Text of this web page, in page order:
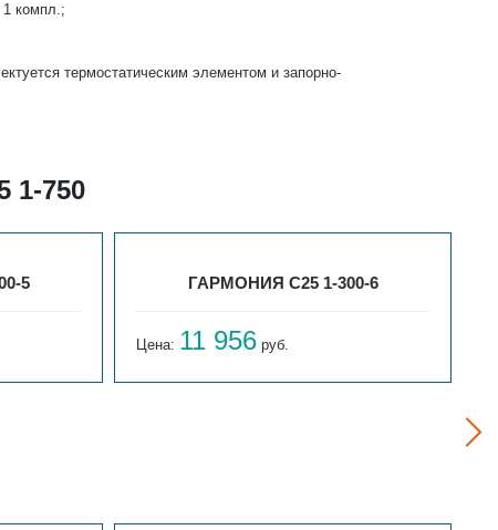
1 компл.;
термостатическим элементом и запорно-
1-750
5 ГАРМОНИЯ С25 1-300-6
Цена: 11 956 руб.